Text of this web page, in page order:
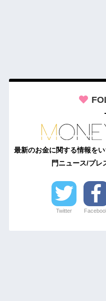
最新のお金に関する情報を
門ニュース/プレ
Twitter